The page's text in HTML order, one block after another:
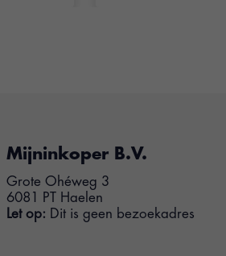
Mijninkoper B.V.
Grote Ohéweg 3
6081 PT Haelen
Let op: Dit is geen bezoekadres